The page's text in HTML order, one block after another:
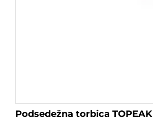
Podsedežna torbica